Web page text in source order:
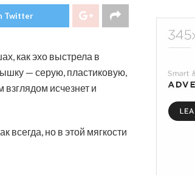
Twitter
как эхо выстрела в
— серую, пластиковую,
взглядом исчезнет и
всегда, но в этой мягкости